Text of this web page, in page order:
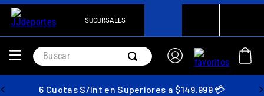
SUCURSALES
Buscar
6 Cuotas S/Int en Superiores a $149.999 💳